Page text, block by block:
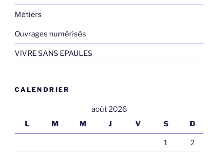
Métiers
Ouvrages numérisés
VIVRE SANS EPAULES
CALENDRIER
août 2026
L
M M J V S D
1 2